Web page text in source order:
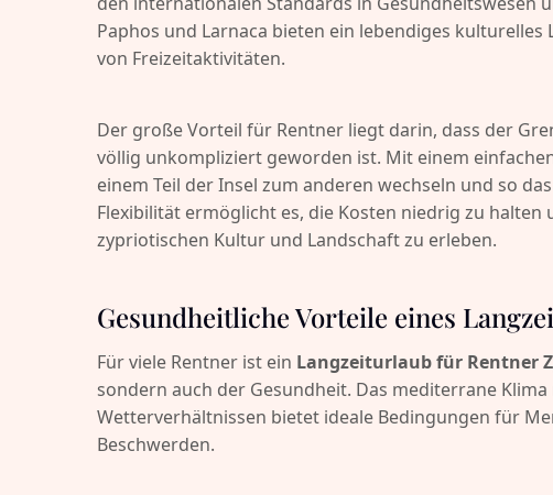
Paphos und Larnaca bieten ein lebendiges kulturelles
von Freizeitaktivitäten.
Der große Vorteil für Rentner liegt darin, dass der
völlig unkompliziert geworden ist. Mit einem
einem Teil der Insel zum anderen wechseln und so
Flexibilität ermöglicht es, die Kosten niedrig zu
zypriotischen Kultur und Landschaft zu erleben.
Gesundheitliche Vorteile eines
Für viele Rentner ist ein Langzeiturlaub für Rentner
sondern auch der Gesundheit. Das mediterrane
Wetterverhältnissen bietet ideale Bedingungen für
Beschwerden.